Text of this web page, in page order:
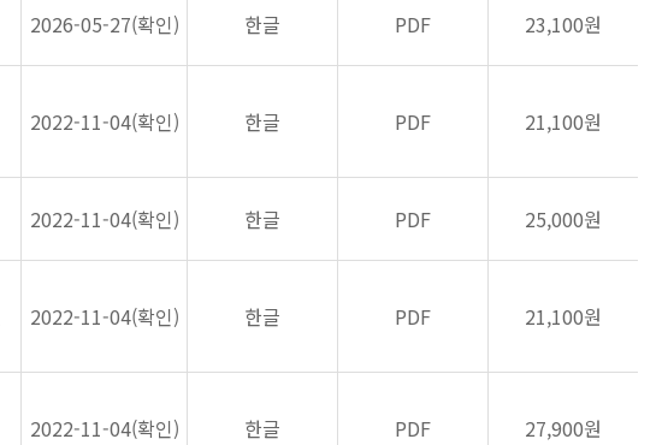
2026-05-27(확인) 한글 PDF 23,100원
2022-11-04(확인) 한글 PDF 21,100원
2022-11-04(확인) 한글 PDF 25,000원
2022-11-04(확인) 한글 PDF 21,100원
2022-11-04(확인) 한글 PDF 27,900원